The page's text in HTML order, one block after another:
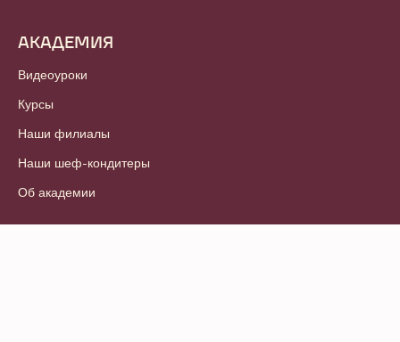
АКАДЕМИЯ
Видеоуроки
Курсы
Наши филиалы
Наши шеф-кондитеры
Об академии